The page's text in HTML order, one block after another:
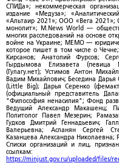
СПИДа»; некоммерческая
издание «Медуза»;
«Альтаир 2021»; ООО «Вега
монолит»; M.News World —
многих расследований на основе
войне на Украине; МЕМО —
которое пишет в том числе о
Кирсанов; Анатолий Фурсов;
Гырдымова Елизавета (певица
(Гулагу.нет); Устимов Антон
Вадим Михайлович; Беседина Дарья
(Little Big); Дарья Серенко
(официальный представитель
"Философия ненасилия"; Фонд
Ведущий Александр Макашенц;
Политолог Павел Мезерин;
Гудков Дмитрий Геннадьевич;
Валерьевна; Асланян Сергей
Казанцева Александра Николаевна;
Списки организаций и лиц,
ссылкам:
https://minjust.gov.ru/uploaded/files/